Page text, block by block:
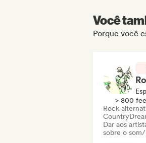
Você
Porque você
> 800
Rock
Country
Dar aos
sobre o